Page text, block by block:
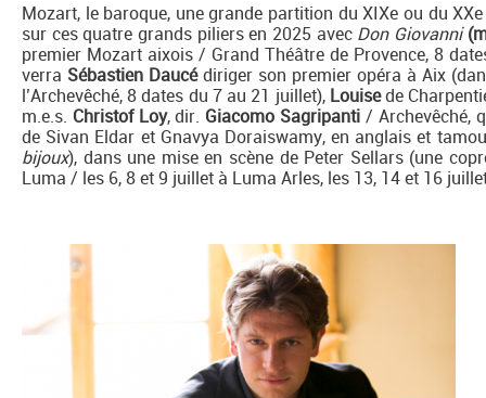
Mozart, le baroque, une grande partition du XIXe ou du
sur ces quatre grands piliers en 2025 avec Don Giovanni
premier Mozart aixois / Grand Théâtre de Provence, 8
verra Sébastien Daucédiriger son premier opéra à Aix
l’Archevêché, 8 dates du 7 au 21 juillet), Louisede
m.e.s. Christof Loy, dir. Giacomo Sagripanti / Archevêché,
de Sivan Eldar et Gnavya Doraiswamy, en anglais et
bijoux), dans une mise en scène de Peter Sellars (une
Luma / les 6, 8 et 9 juillet à Luma Arles, les 13, 14 et 16